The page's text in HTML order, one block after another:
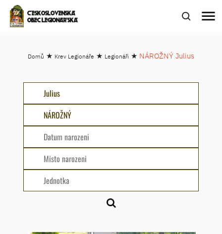
ČESKOSLOVENSKÁ
OBEC LEGIONÁŘSKÁ
menu
Domů ★ Krev Legionáře ★ Legionáři ★ NÁROŽNÝ Julius